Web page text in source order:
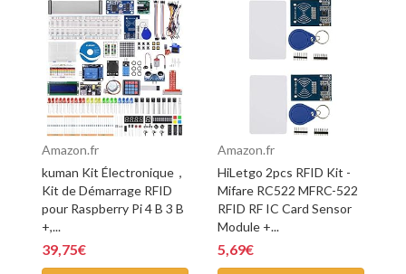
Amazon.fr
kuman Kit Électronique，
Kit de Démarrage RFID
pour Raspberry Pi 4 B 3 B
+,...
39,75€
Amazon.fr
HiLetgo 2pcs RFID Kit -
Mifare RC522 MFRC-522
RFID RF IC Card Sensor
Module +...
5,69€